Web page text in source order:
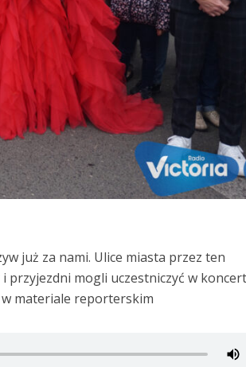
już za nami. Ulice miasta przez ten
przyjezdni mogli uczestniczyć w
w materiale reporterskim